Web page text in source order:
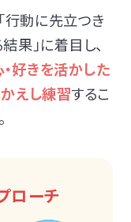
行動に先立つき
果」に着目し、
好きを活かした
かえし練習するこ
ローチ